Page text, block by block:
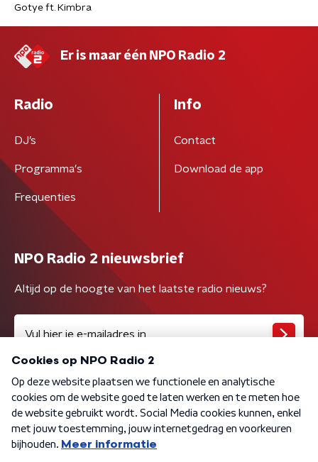
Gotye ft. Kimbra
Er is maar één NPO Radio 2
Radio
DJ’s
Programma's
Frequenties
Info
Contact
Download de app
NPO Radio 2 nieuwsbrief
Altijd op de hoogte van het laatste radio nieuws?
Algemene voorwaarden